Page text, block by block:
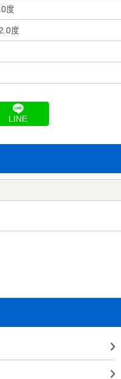
度
度
LINE